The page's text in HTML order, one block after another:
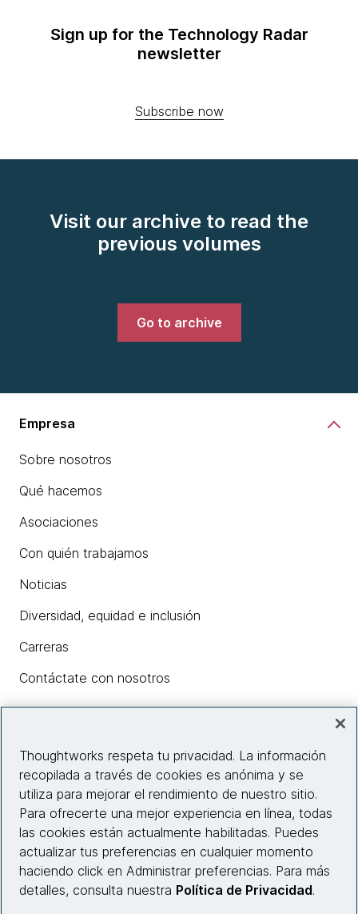
Sign up for the Technology Radar
newsletter
Subscribe now
Visit our archive to read the
previous volumes
Go to archive
Empresa
Sobre nosotros
Qué hacemos
Asociaciones
Con quién trabajamos
Noticias
Diversidad, equidad e inclusión
Carreras
Contáctate con nosotros
Información del sitio web
Conecta con nosotros
Thoughtworks respeta tu privacidad. La información
recopilada a través de cookies es anónima y se
utiliza para mejorar el rendimiento de nuestro sitio.
Para ofrecerte una mejor experiencia en línea, todas
las cookies están actualmente habilitadas. Puedes
actualizar tus preferencias en cualquier momento
haciendo click en Administrar preferencias. Para más
detalles, consulta nuestra Política de Privacidad.